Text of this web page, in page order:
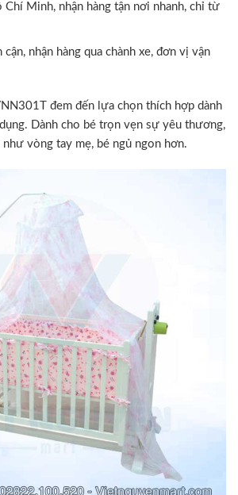
Chí Minh, nhận hàng tận nơi nhanh, chỉ từ
cận, nhận hàng qua chành xe, đơn vị vận
đem đến lựa chọn thích hợp dành
Dành cho bé trọn vẹn sự yêu thương,
như vòng tay mẹ, bé ngủ ngon hơn.